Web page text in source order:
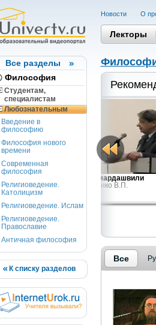
Все разделы
Философия
Студентам,
cпециалистам
Любознательным
Введение в
философию
Философия нового
времени
Современная
философия
Религиоведение.
Католицизм
Религиоведение. Ислам
Религиоведение.
Православие
Античная философия
К списку разделов
Новости О
Лекторы
О Мамардашвили
Зинченко В.П.
Все